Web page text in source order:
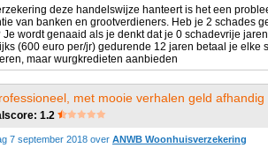
deze handelswijze hanteert is het een
van banken en grootverdieners. Heb je 2 schades
wordt genaaid als je denkt dat je 0 schadevrije
(600 euro per/jr) gedurende 12 jaren betaal je elke
maar wurgkredieten aanbieden
met mooie verhalen geld afhandig
1.2
7 september 2018 over ANWB Woonhuisverzekering